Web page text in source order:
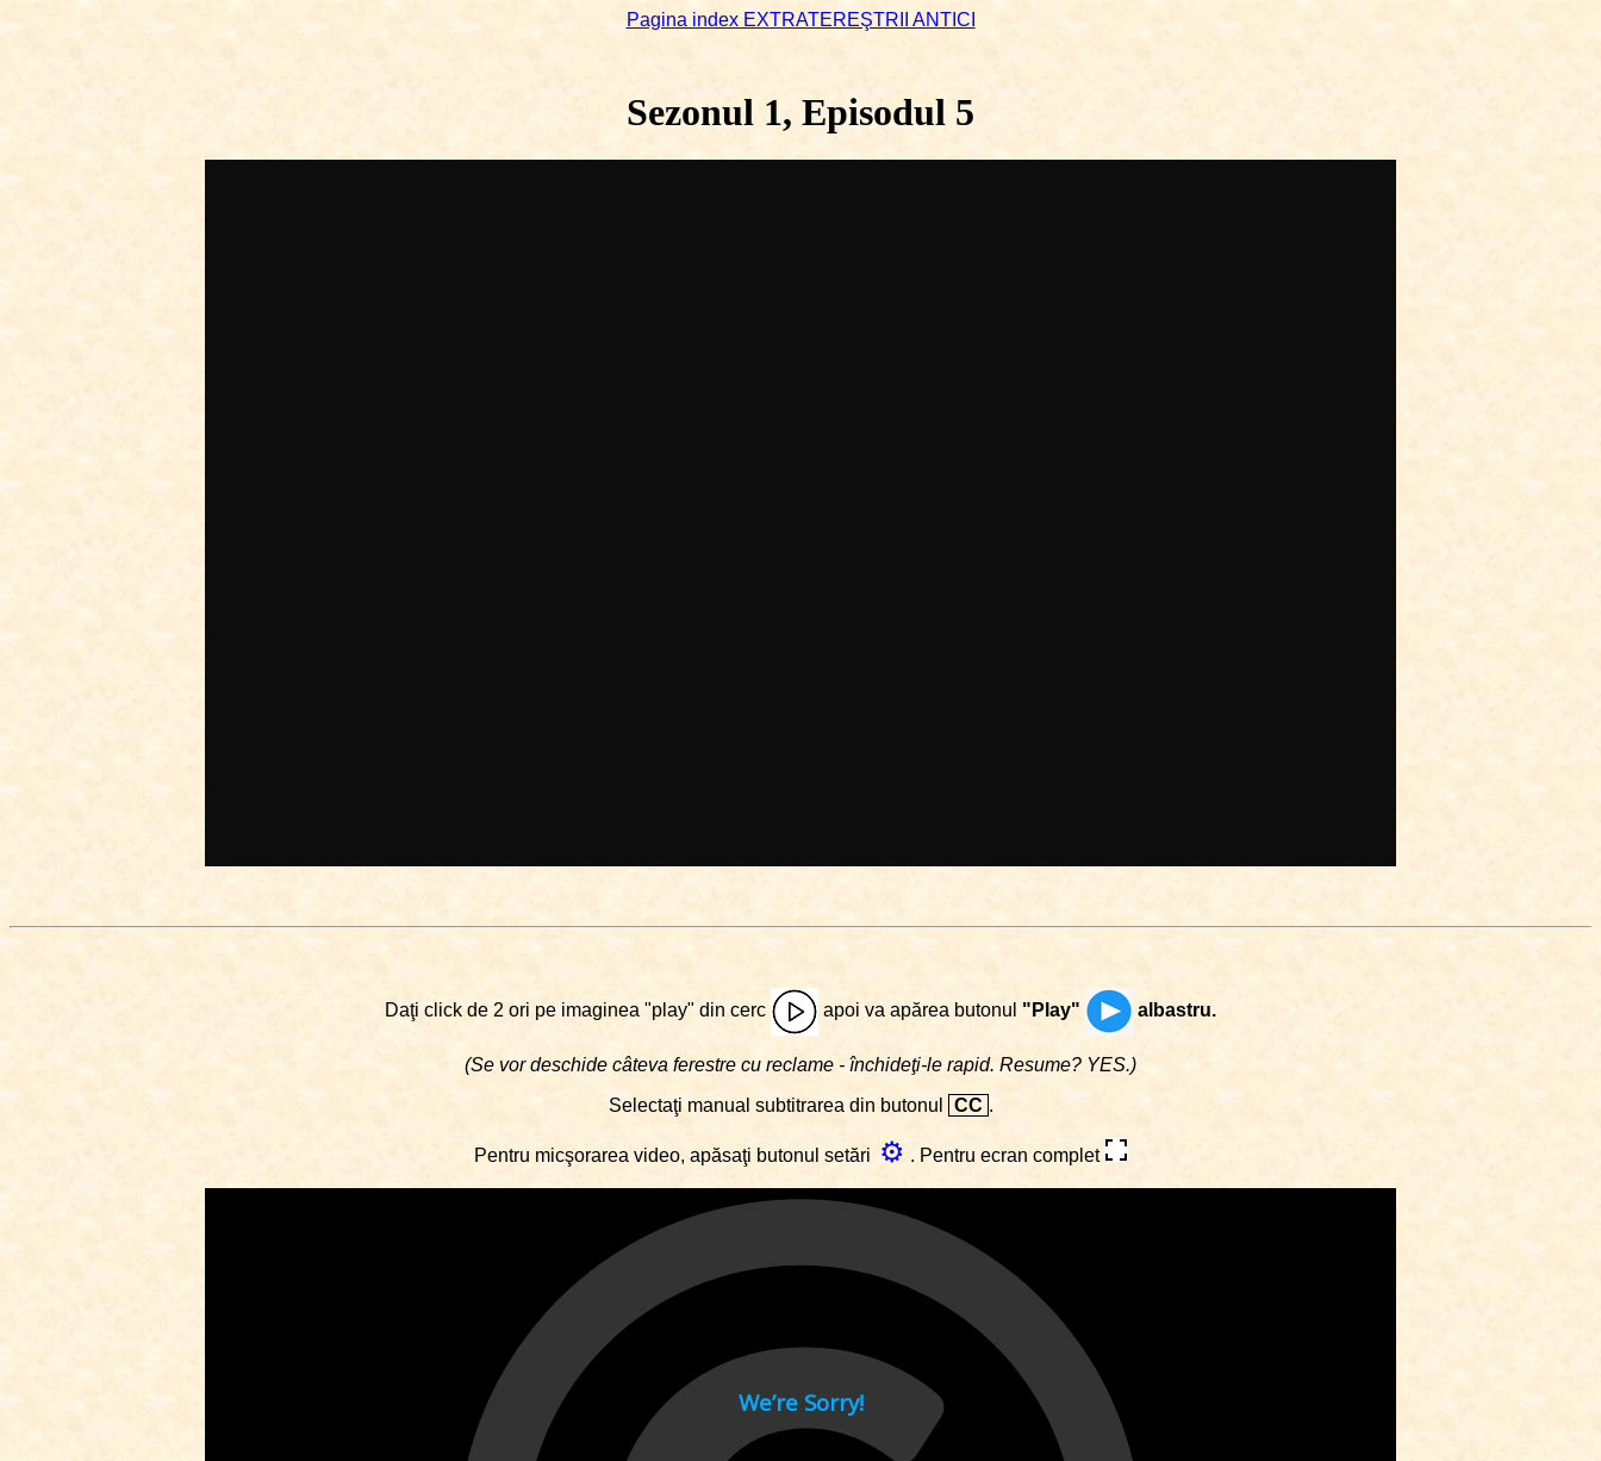
Pagina index EXTRATEREŞTRII ANTICI
Sezonul 1, Episodul 5
Daţi click de 2 ori pe imaginea "play" din cerc apoi va apărea butonul "Play" albastru.
(Se vor deschide câteva ferestre cu reclame - închideţi-le rapid. Resume? YES.)
Selectaţi manual subtitrarea din butonul
CC .
Pentru micşorarea video, apăsaţi butonul setări ⚙ . Pentru ecran complet